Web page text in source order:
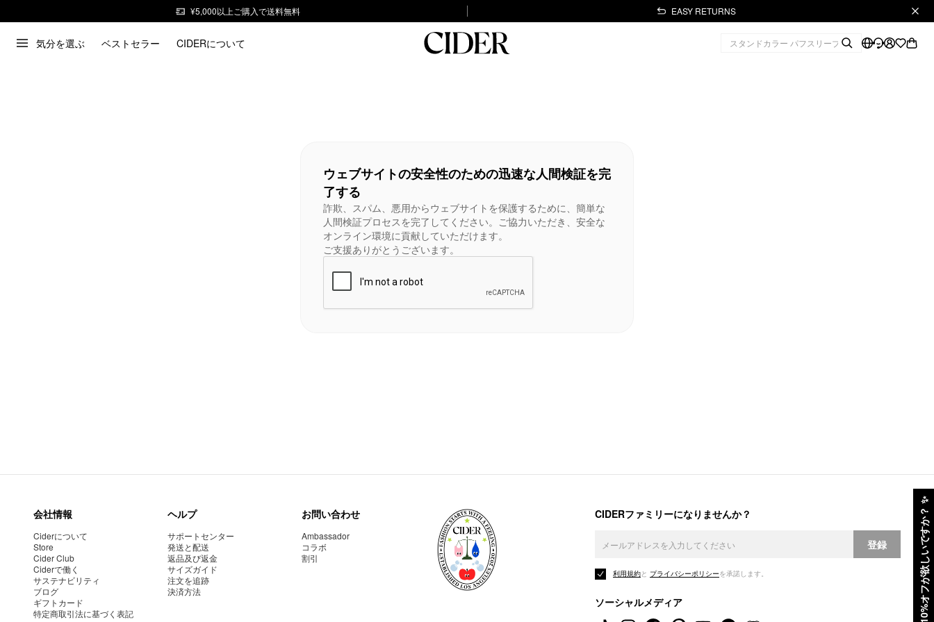
¥5,000以上ご購入で送料無料 EASY RETURNS
気分を選ぶ ベストセラー CIDERについて
10%オフが欲しいですか？
✨
ウェブサイトの安全性のための迅速な人間検証を完
了する
詐欺、スパム、悪用からウェブサイトを保護するために、簡単な
人間検証プロセスを完了してください。ご協力いただき、安全な
オンライン環境に貢献していただけます。
ご支援ありがとうございます。
会社情報
Ciderについて
Store
Cider Club
Ciderで働く
サステナビリティ
ブログ
ギフトカード
特定商取引法に基づく表記
ヘルプ
サポートセンター
発送と配送
返品及び返金
サイズガイド
注文を追跡
決済方法
お問い合わせ
Ambassador
コラボ
割引
CIDERファミリーになりませんか？
登録
利用規約と プライバシーポリシーを承諾します。
ソーシャルメディア